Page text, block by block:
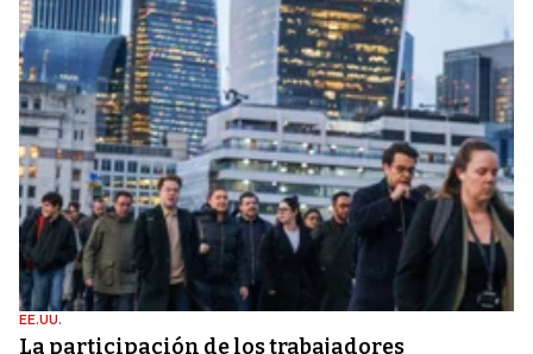
EE.UU.
La participación de los trabajadores